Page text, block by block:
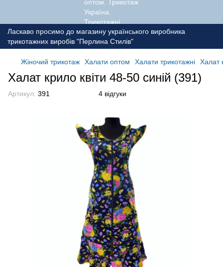
Ласкаво просимо до магазину українського виробника
трикотажних виробів "Перлина Стилів"
Жіночий трикотаж Халати оптом Халати трикотажні Халат
Халат крило квіти 48-50 синій (391)
Артикул: 391 4 відгуки